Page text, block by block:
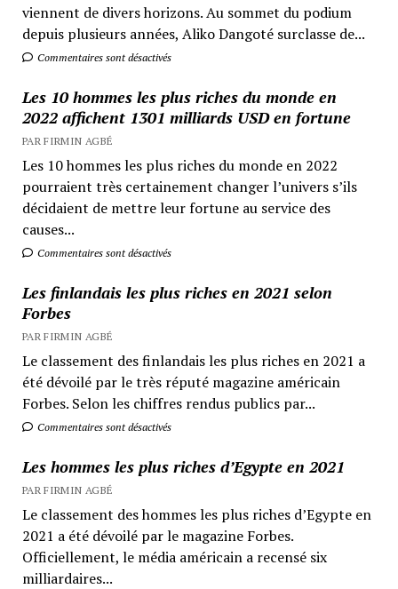
viennent de divers horizons. Au sommet du podium
depuis plusieurs années, Aliko Dangoté surclasse de...
Commentaires sont désactivés
Les 10 hommes les plus riches du monde en
2022 affichent 1301 milliards USD en fortune
PAR FIRMIN AGBÉ
Les 10 hommes les plus riches du monde en 2022
pourraient très certainement changer l’univers s’ils
décidaient de mettre leur fortune au service des
causes...
Commentaires sont désactivés
Les finlandais les plus riches en 2021 selon
Forbes
PAR FIRMIN AGBÉ
Le classement des finlandais les plus riches en 2021 a
été dévoilé par le très réputé magazine américain
Forbes. Selon les chiffres rendus publics par...
Commentaires sont désactivés
Les hommes les plus riches d’Egypte en 2021
PAR FIRMIN AGBÉ
Le classement des hommes les plus riches d’Egypte en
2021 a été dévoilé par le magazine Forbes.
Officiellement, le média américain a recensé six
milliardaires...